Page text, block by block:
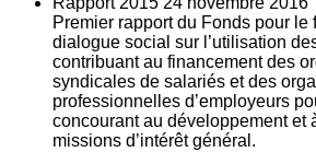
Premier rapport du Fonds pour le
dialogue social sur l’utilisation
contribuant au financement des
syndicales de salariés et des
professionnelles d’employeurs
concourant au développement et
missions d’intérêt général.